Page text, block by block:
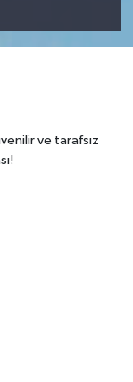
ve tarafsız